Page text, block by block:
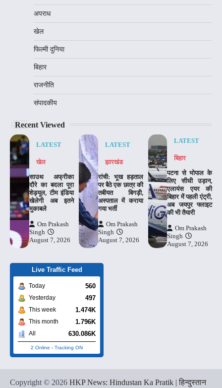
अपराध
खेल
फिल्मी दुनिया
बिहार
राजनीति
संपादकीय
Recent Viewed
LATEST
खेल
साउथ अफ्रीका
दौरे का बदला पूरा
शेड्यूल, टीम इंडिया
खेलेगी अब इतने
मुकाबले
Om Prakash
Singh
August 7, 2026
LATEST
झारखंड
रांची: भूख हड़ताल
पर बैठे एक छात्र की
तबीयत बिगड़ी,
अस्पताल में कराया
गया भर्ती
Om Prakash
Singh
August 7, 2026
LATEST
बिहार
पटना से भोपाल के
लिए सीधी उड़ान,
एलायंस एयर की
बिहार में पहली एंट्री,
अब जयपुर फ्लाइट
की भी तैयारी
Om Prakash
Singh
August 7, 2026
Live Traffic Feed
Today 560
Yesterday 497
This week 1.474K
This month 1.796K
All 630.086K
2 Online - Tracking ON
Copyright © 2026 HKP News: Hindustan Ka Pratik | हिन्दुस्तान